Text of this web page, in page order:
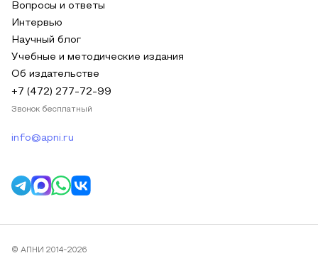
Вопросы и ответы
Интервью
Научный блог
Учебные и методические издания
Об издательстве
+7 (472) 277-72-99
Звонок бесплатный
info@apni.ru
© АПНИ 2014-2026